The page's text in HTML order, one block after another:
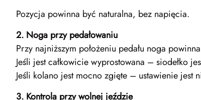
Pozycja powinna być naturalna, bez napięcia.
2. Noga przy pedałowaniu
Przy najniższym położeniu pedału noga
Jeśli jest całkowicie wyprostowana – siodełko
Jeśli kolano jest mocno zgięte – ustawienie jest
3. Kontrola przy wolnej jeździe